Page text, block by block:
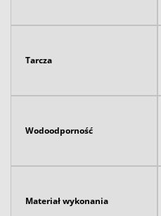
Tarcza
Wodoodporność
Materiał wykonania